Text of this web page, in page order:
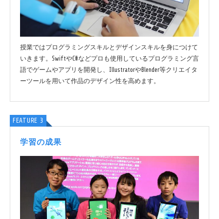
授業ではプログラミングスキルとデザインスキルを身につけて
いきます。SwiftやC#などプロも使用しているプログラミング言
語でゲームやアプリを開発し、IllustratorやBlender等クリエイタ
ーツールを用いて作品のデザイン性を高めます。
FEATURE 3
学習の成果